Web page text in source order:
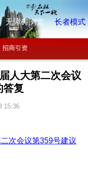
无障碍浏览 长者模式
招商引资
人大第二次会议
答复
15:36
次会议第359号建议